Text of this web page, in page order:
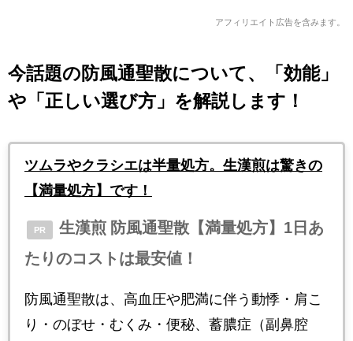
アフィリエイト広告を含みます。
今話題の防風通聖散について、「効能」
や「正しい選び方」を解説します！
ツムラやクラシエは半量処方。生漢煎は驚きの
【満量処方】です！
PR
生漢煎 防風通聖散【満量処方】1日あ
たりのコストは最安値！
防風通聖散は、高血圧や肥満に伴う動悸・肩こ
り・のぼせ・むくみ・便秘、蓄膿症（副鼻腔